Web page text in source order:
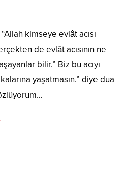
kimseye evlât acısı
de evlât acısının ne
bilir.” Biz bu acıyı
yaşatmasın.” diye dua